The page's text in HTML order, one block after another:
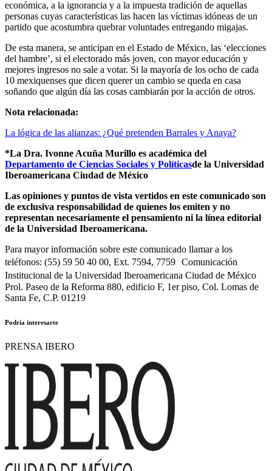
económica, a la ignorancia y a la impuesta tradición de aquellas
personas cuyas características las hacen las víctimas idóneas de un
partido que acostumbra quebrar voluntades entregando migajas.
De esta manera, se anticipan en el Estado de México, las ‘elecciones
del hambre’, si el electorado más joven, con mayor educación y
mejores ingresos no sale a votar. Si la mayoría de los ocho de cada
10 mexiquenses que dicen querer un cambio se queda en casa
soñando que algún día las cosas cambiarán por la acción de otros.
Nota relacionada:
La lógica de las alianzas: ¿Qué pretenden Barrales y Anaya?
*La Dra. Ivonne Acuña Murillo es académica del
Departamento de Ciencias Sociales y Políticasde la Universidad
Iberoamericana Ciudad de México
Las opiniones y puntos de vista vertidos en este comunicado son
de exclusiva responsabilidad de quienes los emiten y no
representan necesariamente el pensamiento ni la línea editorial
de la Universidad Iberoamericana.
Para mayor información sobre este comunicado llamar a los
teléfonos: (55) 59 50 40 00, Ext. 7594, 7759 Comunicación
Institucional de la Universidad Iberoamericana Ciudad de México
Prol. Paseo de la Reforma 880, edificio F, 1er piso, Col. Lomas de
Santa Fe, C.P. 01219
Podría interesarte
PRENSA IBERO